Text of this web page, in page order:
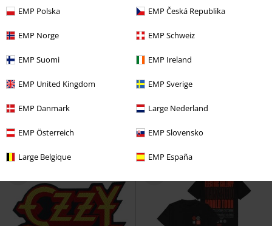
EMP Polska EMP Česká Republika
EMP Norge EMP Schweiz
EMP Suomi EMP Ireland
EMP United Kingdom EMP Sverige
EMP Danmark Large Nederland
EMP Österreich EMP Slovensko
Large Belgique EMP España
ab
Black Cat The Cure
UVP5,99 €
4,99 €
Appetite Guns N' Roses